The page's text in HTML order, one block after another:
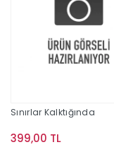
Sınırlar Kalktığında
399,00 TL